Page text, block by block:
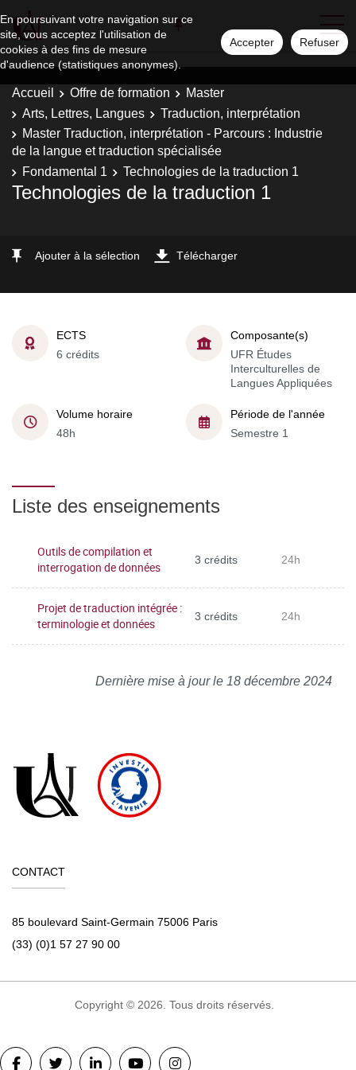
En poursuivant votre navigation sur ce
site, vous acceptez l'utilisation de
cookies à des fins de mesure
d'audience (statistiques anonymes).
Accepter Refuser
Accueil Offre de formation
Master
Arts, Lettres, Langues
Traduction, interprétation
Master Traduction, interprétation - Parcours : Industrie
de la langue et traduction spécialisée
Fondamental 1
Technologies de la traduction 1
Technologies de la traduction 1
Ajouter à la sélection Télécharger
ECTS
6 crédits
Composante(s)
UFR Études
Interculturelles de
Langues Appliquées
Volume horaire
48h
Période de l'année
Semestre 1
Liste des enseignements
Outils de compilation et
interrogation de données
3 crédits 24h
Projet de traduction intégrée :
terminologie et données
3 crédits 24h
Dernière mise à jour le 18 décembre 2024
CONTACT
85 boulevard Saint-Germain 75006 Paris
(33) (0)1 57 27 90 00
Copyright © 2026. Tous droits réservés.